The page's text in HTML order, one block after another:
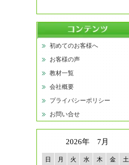
初めてのお客様へ
お客様の声
教材一覧
会社概要
プライバシーポリシー
お問い合せ
2026年 7月
日 月 火 水 木 金
土